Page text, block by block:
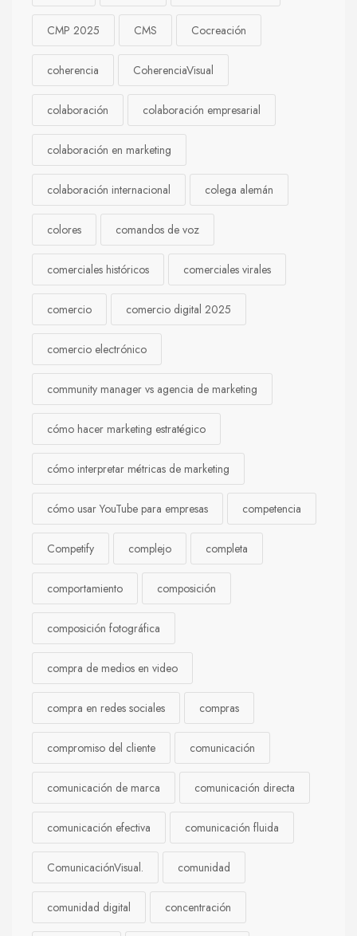
CMP 2025 CMS Cocreación
coherencia CoherenciaVisual
colaboración colaboración empresarial
colaboración en marketing
colaboración internacional colega alemán
colores comandos de voz
comerciales históricos comerciales virales
comercio comercio digital 2025
comercio electrónico
community manager vs agencia de marketing
cómo hacer marketing estratégico
cómo interpretar métricas de marketing
cómo usar YouTube para empresas competencia
Competify complejo completa
comportamiento composición
composición fotográfica
compra de medios en video
compra en redes sociales compras
compromiso del cliente comunicación
comunicación de marca comunicación directa
comunicación efectiva comunicación fluida
ComunicaciónVisual. comunidad
comunidad digital concentración